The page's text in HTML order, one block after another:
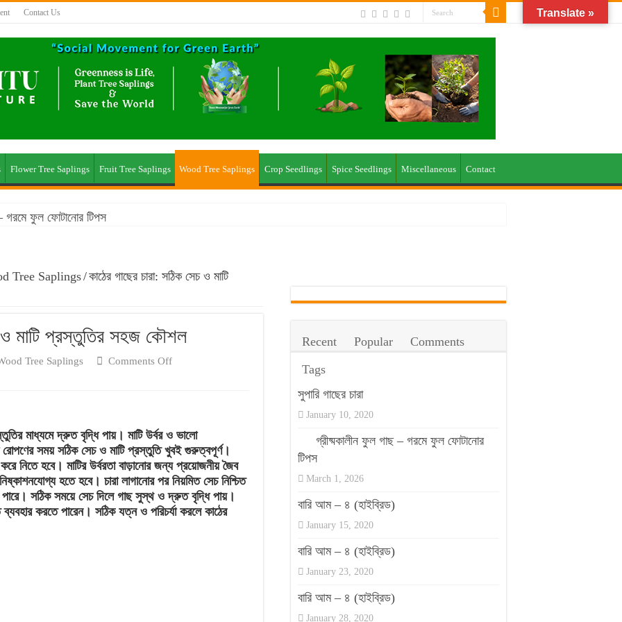
Contact Us
Flower Tree Saplings Fruit Tree Saplings Wood Tree Saplings Crop Seedlings Spice Seedlings Miscellaneous Contact
গরমে ফুল ফোটানোর টিপস
গাছের তালিকা: অগণিত স্বাদের উৎস
ও নিয়ম
Tree Saplings/কাঠের গাছের চারা: সঠিক সেচ ও মাটি
ও মাটি প্রস্তুতির সহজ কৌশল
Tree Saplings Comments Offon
সঠিক
সেচ
ও
মাটি
প্রস্তুতির
সহজ
মাধ্যমে দ্রুত বৃদ্ধি পায়। মাটি উর্বর ও ভালো
রোপণের সময় সঠিক সেচ ও মাটি প্রস্তুতি খুবই গুরুত্বপূর্ণ।
নিতে হবে। মাটির উর্বরতা বাড়ানোর জন্য প্রয়োজনীয় জৈব
হতে হবে। চারা লাগানোর পর নিয়মিত সেচ নিশ্চিত
সঠিক সময়ে সেচ দিলে গাছ সুস্থ ও দ্রুত বৃদ্ধি পায়।
ব্যবহার করতে পারেন। সঠিক যত্ন ও পরিচর্যা করলে কাঠের
Recent Popular
Comments
Tags
সুপারি গাছের চারা
January 10, 2020
গ্রীষ্মকালীন ফুল গাছ – গরমে ফুল ফোটানোর
টিপস
March 1, 2026
বারি আম – ৪ (হাইব্রিড)
January 15, 2020
বারি আম – ৪ (হাইব্রিড)
January 23, 2020
বারি আম – ৪ (হাইব্রিড)
January 28, 2020
Translate »